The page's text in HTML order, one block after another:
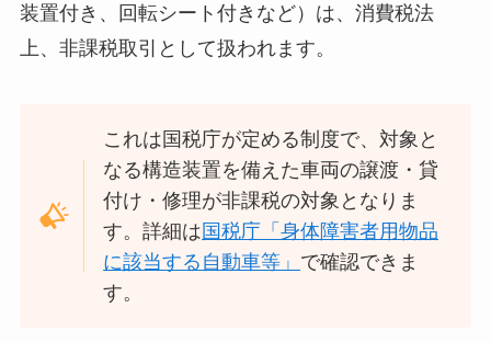
装置付き、回転シート付きなど）は、消費税法
上、非課税取引として扱われます。
これは国税庁が定める制度で、対象と
なる構造装置を備えた車両の譲渡・貸
付け・修理が非課税の対象となりま
す。詳細は 国税庁「身体障害者用物品
に該当する自動車等」 で確認できま
す。